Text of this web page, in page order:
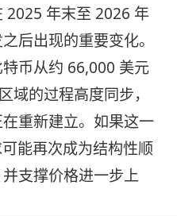
2025 年末至 2026 年
后出现的重要变化。
币从约 66,000 美元
域的过程高度同步，
重新建立。如果这一
能再次成为结构性顺
支撑价格进一步上